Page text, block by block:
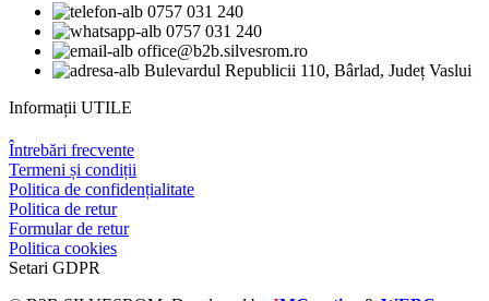
0757 031 240
0757 031 240
office@b2b.silvesrom.ro
Bulevardul Republicii 110, Bârlad, Județ Vaslui
Informații UTILE
Întrebări frecvente
Termeni și condiții
Politica de confidențialitate
Politica de retur
Formular de retur
Politica cookies
Setari GDPR